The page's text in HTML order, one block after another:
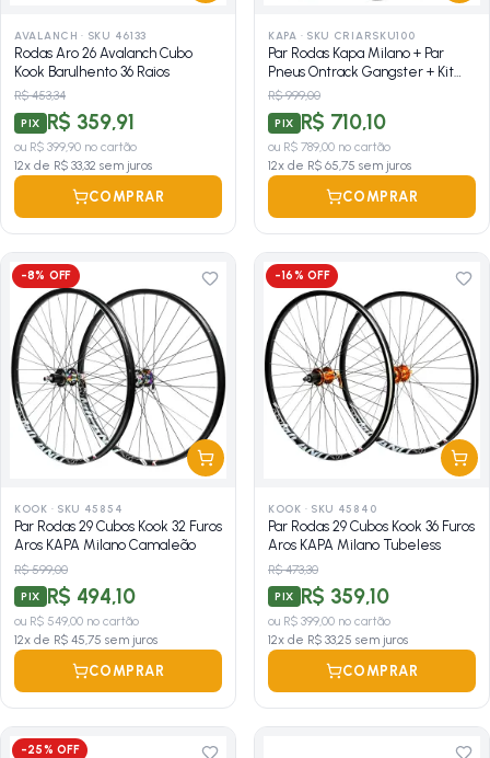
AVALANCH · SKU 46133
Rodas Aro 26 Avalanch Cubo
Kook Barulhento 36 Raios
R$ 453,34
PIX R$ 359,91
ou R$ 399,90 no cartão
12x de R$ 33,32 sem juros
COMPRAR
KAPA · SKU CRIARSKU100
Par Rodas Kapa Milano + Par
Pneus Ontrack Gangster + Kit
Tubeless
R$ 999,00
PIX R$ 710,10
ou R$ 789,00 no cartão
12x de R$ 65,75 sem juros
COMPRAR
-8% OFF
KOOK · SKU 45854
Par Rodas 29 Cubos Kook 32 Furos
Aros KAPA Milano Camaleão
R$ 599,00
PIX R$ 494,10
ou R$ 549,00 no cartão
12x de R$ 45,75 sem juros
COMPRAR
-16% OFF
KOOK · SKU 45840
Par Rodas 29 Cubos Kook 36 Furos
Aros KAPA Milano Tubeless
R$ 473,30
PIX R$ 359,10
ou R$ 399,00 no cartão
12x de R$ 33,25 sem juros
COMPRAR
-25% OFF